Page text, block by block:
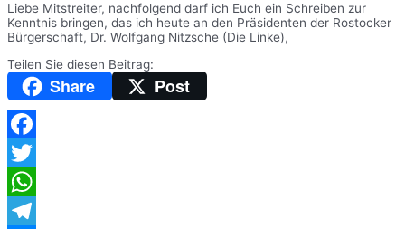
Liebe Mitstreiter, nachfolgend darf ich Euch ein Schreiben zur
Kenntnis bringen, das ich heute an den Präsidenten der Rostocker
Bürgerschaft, Dr. Wolfgang Nitzsche (Die Linke),
Teilen Sie diesen Beitrag:
Share Post
Facebook
Twitter
WhatsApp